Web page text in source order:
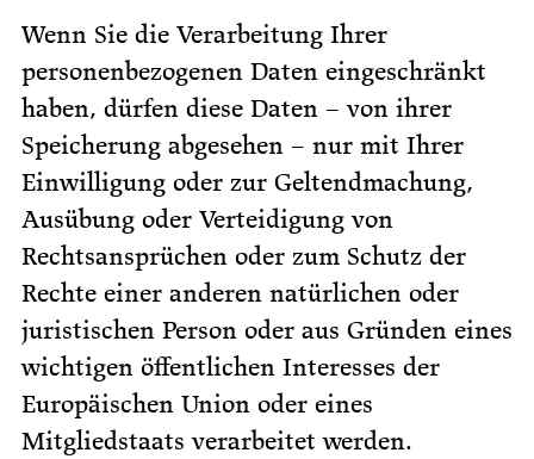
Wenn Sie die Verarbeitung Ihrer
personenbezogenen Daten eingeschränkt
haben, dürfen diese Daten – von ihrer
Speicherung abgesehen – nur mit Ihrer
Einwilligung oder zur Geltendmachung,
Ausübung oder Verteidigung von
Rechtsansprüchen oder zum Schutz der
Rechte einer anderen natürlichen oder
juristischen Person oder aus Gründen eines
wichtigen öffentlichen Interesses der
Europäischen Union oder eines
Mitgliedstaats verarbeitet werden.